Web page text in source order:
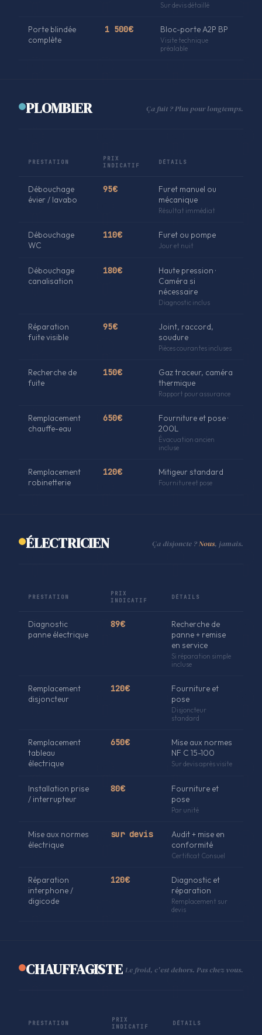
Sur devis détaillé
Porte blindée
complète
1 500€ Bloc-porte A2P BP
Visite technique
préalable
PLOMBIER Ça fuit ? Plus pour longtemps.
PRESTATION
PRIX
INDICATIF
DÉTAILS
Débouchage
évier / lavabo
95€
Furet manuel ou
mécanique
Résultat immédiat
Débouchage
WC
110€ Furet ou pompe
Jour et nuit
Débouchage
canalisation
180€
Haute pression ·
Caméra si
nécessaire
Diagnostic inclus
Réparation
fuite visible
95€
Joint, raccord,
soudure
Pièces courantes incluses
Recherche de
fuite
150€
Gaz traceur, caméra
thermique
Rapport pour assurance
Remplacement
chauffe-eau
650€
Fourniture et pose ·
200L
Évacuation ancien
incluse
Remplacement
robinetterie
120€ Mitigeur standard
Fourniture et pose
ÉLECTRICIEN Ça disjoncte ?Nous, jamais.
PRESTATION
PRIX
INDICATIF
DÉTAILS
Diagnostic
panne électrique
89€
Recherche de
panne + remise
en service
Si réparation simple
incluse
Remplacement
disjoncteur
120€
Fourniture et
pose
Disjoncteur
standard
Remplacement
tableau
électrique
650€
Mise aux normes
NF C 15-100
Sur devis après visite
Installation prise
/ interrupteur
80€
Fourniture et
pose
Par unité
Mise aux normes
électrique
sur devis
Audit + mise en
conformité
Certificat Consuel
Réparation
interphone /
digicode
120€
Diagnostic et
réparation
Remplacement sur
devis
CHAUFFAGISTE Le froid, c'est dehors. Pas chez vous.
PRESTATION
PRIX
INDICATIF
DÉTAILS